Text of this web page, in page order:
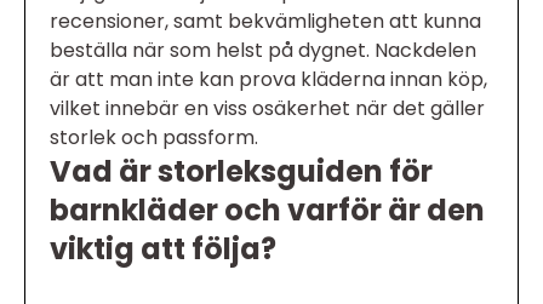
recensioner, samt bekvämligheten att kunna
beställa när som helst på dygnet. Nackdelen
är att man inte kan prova kläderna innan köp,
vilket innebär en viss osäkerhet när det gäller
storlek och passform.
Vad är storleksguiden för
barnkläder och varför är den
viktig att följa?